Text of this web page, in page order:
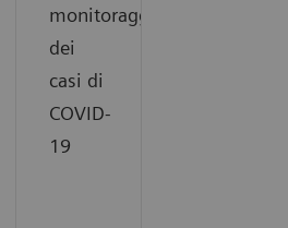
monitoraggio
dei
casi di
COVID-
19